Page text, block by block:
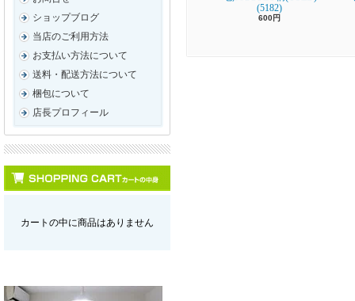
ショップブログ
当店のご利用方法
お支払い方法について
送料・配送方法について
梱包について
店長プロフィール
カートの中に商品はありません
(5182)
600円